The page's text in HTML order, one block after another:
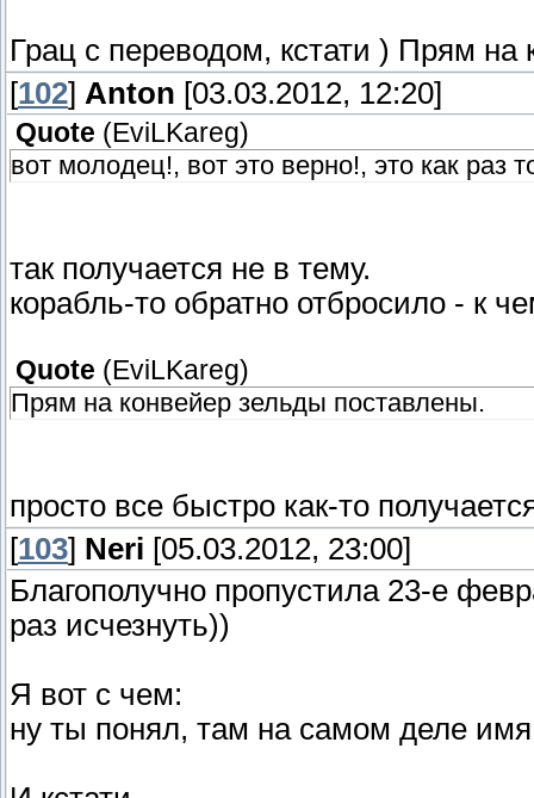
Грац с переводом, кстати ) Прям
[102] Anton [03.03.2012, 12:20]
Quote ( EviLKareg)
вот молодец!, вот это верно!, это как раз
так получается не в тему.
корабль-то обратно отбросило - к
Quote ( EviLKareg)
Прям на конвейер зельды поставлены.
просто все быстро как-то
[103] Neri [05.03.2012, 23:00]
Благополучно пропустила 23-е
раз исчезнуть))
Я вот с чем:
ну ты понял, там на самом деле